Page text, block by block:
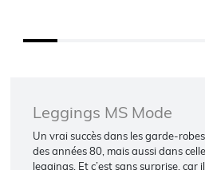
Leggings MS Mode
Un vrai succès dans les garde-
des années 80, mais aussi dans
leggings. Et c’est sans surprise, car